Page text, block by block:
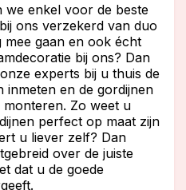
we enkel voor de beste
ons verzekerd van duo
mee gaan en ook écht
bij ons? Dan
experts bij u thuis de
inmeten en de gordijnen
Zo weet u
perfect op maat zijn
u liever zelf? Dan
over de juiste
dat u de goede